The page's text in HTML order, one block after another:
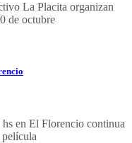
La Placita organizan
de octubre
en El Florencio continua